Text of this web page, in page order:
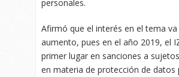
personales.
Afirmó que el interés en el tema va
aumento, pues en el año 2019, el
primer lugar en sanciones a
en materia de protección de datos